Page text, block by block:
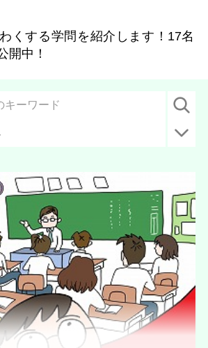
くする学問を紹介します！ 17名
開中！